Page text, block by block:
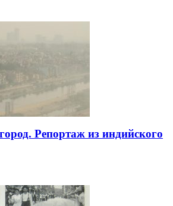
Репортаж из индийского